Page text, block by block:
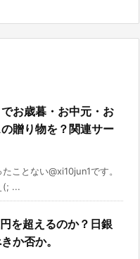
お歳暮・お中元・お
贈り物を？関連サー
ことない@xi10jun1です。
(; ...
を超えるのか？日銀
か否か。